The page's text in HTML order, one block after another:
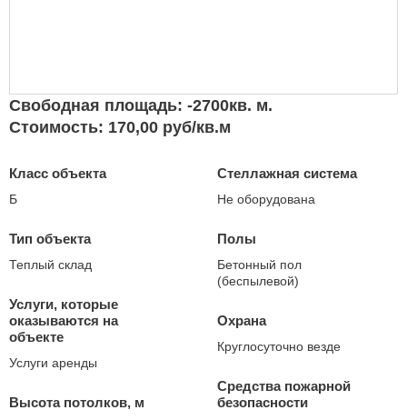
Свободная площадь: -2700кв. м.
Стоимость: 170,00 руб/кв.м
Класс объекта
Б
Тип объекта
Теплый склад
Услуги, которые
оказываются на
объекте
Услуги аренды
Высота потолков, м
Стеллажная система
Не оборудована
Полы
Бетонный пол
(беспылевой)
Охрана
Круглосуточно везде
Средства пожарной
безопасности